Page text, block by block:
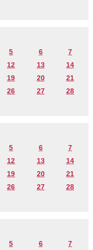
5 6
7
12 13
14
19 20
21
26 27
28
5 6
7
12 13
14
19 20
21
26 27
28
5 6
7